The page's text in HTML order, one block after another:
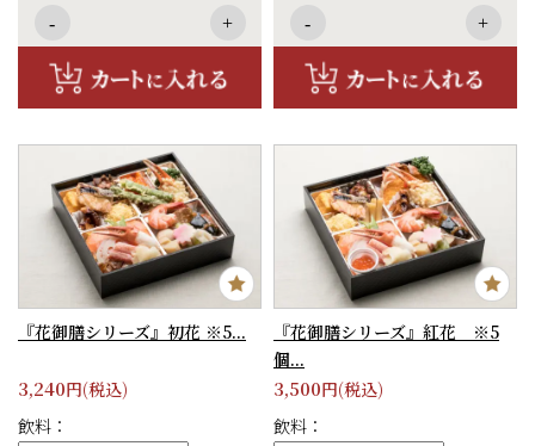
- + - +
『花御膳シリーズ』初花 ※5...
3,240円(税込)
飲料：
『花御膳シリーズ』紅花 ※5
個...
3,500円(税込)
飲料：